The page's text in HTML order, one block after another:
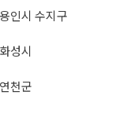
용인시 수지구
화성시
연천군